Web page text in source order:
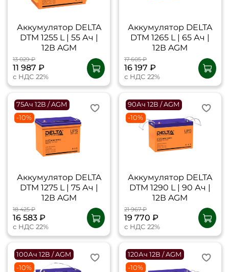
Аккумулятор DELTA
DTM 1255 L | 55 Ач |
12В AGM
13 029 ₽
11 987 ₽
с НДС 22%
Аккумулятор DELTA
DTM 1265 L | 65 Ач |
12В AGM
17 605 ₽
16 197 ₽
с НДС 22%
75Ач 12В / AGM
-10%
Аккумулятор DELTA
DTM 1275 L | 75 Ач |
12В AGM
18 425 ₽
16 583 ₽
с НДС 22%
90Ач 12В / AGM
-10%
Аккумулятор DELTA
DTM 1290 L | 90 Ач |
12В AGM
21 967 ₽
19 770 ₽
с НДС 22%
100Ач 12В / AGM
-10%
120Ач 12В / AGM
-10%